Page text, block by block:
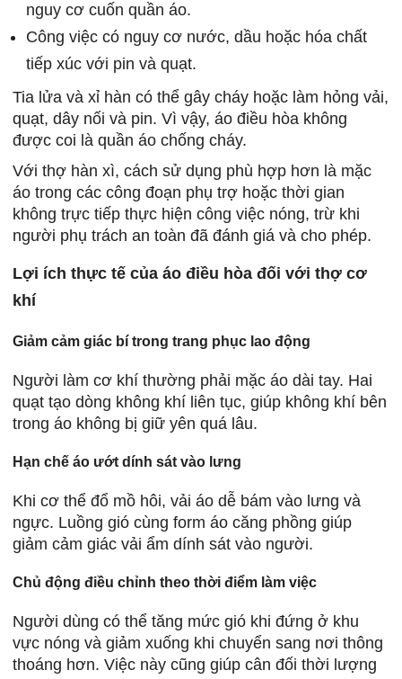
nguy cơ cuốn quần áo.
Công việc có nguy cơ nước, dầu hoặc hóa chất
tiếp xúc với pin và quạt.
Tia lửa và xỉ hàn có thể gây cháy hoặc làm hỏng vải,
quạt, dây nối và pin. Vì vậy, áo điều hòa không
được coi là quần áo chống cháy.
Với thợ hàn xì, cách sử dụng phù hợp hơn là mặc
áo trong các công đoạn phụ trợ hoặc thời gian
không trực tiếp thực hiện công việc nóng, trừ khi
người phụ trách an toàn đã đánh giá và cho phép.
Lợi ích thực tế của áo điều hòa đối với thợ cơ
khí
Giảm cảm giác bí trong trang phục lao động
Người làm cơ khí thường phải mặc áo dài tay. Hai
quạt tạo dòng không khí liên tục, giúp không khí bên
trong áo không bị giữ yên quá lâu.
Hạn chế áo ướt dính sát vào lưng
Khi cơ thể đổ mồ hôi, vải áo dễ bám vào lưng và
ngực. Luồng gió cùng form áo căng phồng giúp
giảm cảm giác vải ẩm dính sát vào người.
Chủ động điều chỉnh theo thời điểm làm việc
Người dùng có thể tăng mức gió khi đứng ở khu
vực nóng và giảm xuống khi chuyển sang nơi thông
thoáng hơn. Việc này cũng giúp cân đối thời lượng